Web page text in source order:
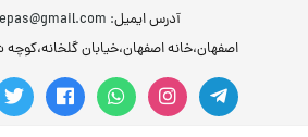
آدرس ایمیل: habibi.sepas@gmail.com
اصفهان،خانه اصفهان،خیابان گلخانه،کوچه